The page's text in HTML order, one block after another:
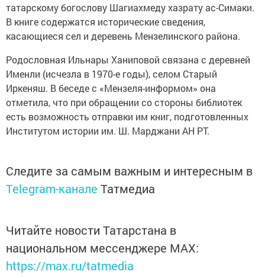
татарскому богослову Шагиахмеду хазрату ас-Симаки.
В книге содержатся исторические сведения,
касающиеся сел и деревень Мензелинского района.
Родословная Ильнары Ханиповой связана с деревней
Именли (исчезла в 1970-е годы), селом Старый
Иркеняш. В беседе с «Мензеля-информом» она
отметила, что при обращении со стороны библиотек
есть возможность отправки им книг, подготовленных
Институтом истории им. Ш. Марджани АН РТ.
Следите за самым важным и интересным в
Telegram-канале Татмедиа
Читайте новости Татарстана в
национальном мессенджере MАХ:
https://max.ru/tatmedia